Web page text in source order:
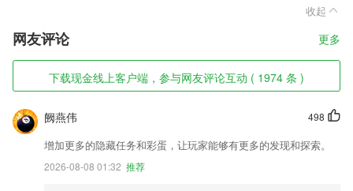
收起
网友评论 更多
下载现金线上客户端，参与网友评论互动 ( 1974 条 )
498
阙燕伟
增加更多的隐藏任务和彩蛋，让玩家能够有更多的发现和探索。
2026-08-08 01:32 推荐